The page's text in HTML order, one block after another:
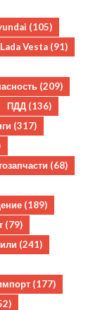
(105)
Lada Vesta (91)
(209)
ПДД (136)
(317)
(68)
(189)
(79)
(241)
(177)